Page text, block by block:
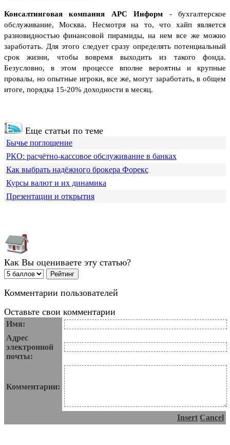
Консалтинговая компания АРС Информ -бухгалтерское
обслуживание, Москва.Несмотря на то, что хайп является
разновидностью финансовой пирамиды, на нем все же можно
заработать. Для этого следует сразу определять потенциальный
срок жизни, чтобы вовремя выходить из такого фонда.
Безусловно, в этом процессе вполне вероятны и крупные
провалы, но опытные игроки, все же, могут заработать, в общем
итоге, порядка 15-20% доходности в месяц.
Еще статьи по теме
Бычье поглощение
РКО: расчётно-кассовое обслуживание в банках
Как выбрать надёжного брокера Форекс
Курсы валют и их динамика
Презентации и открытия
Как Вы оцениваете эту статью?
Комментарии пользователей
Оставьте свои комментарии
Имя:
Адрес
электронной
почты:
Комментарии:
Insert Cancel